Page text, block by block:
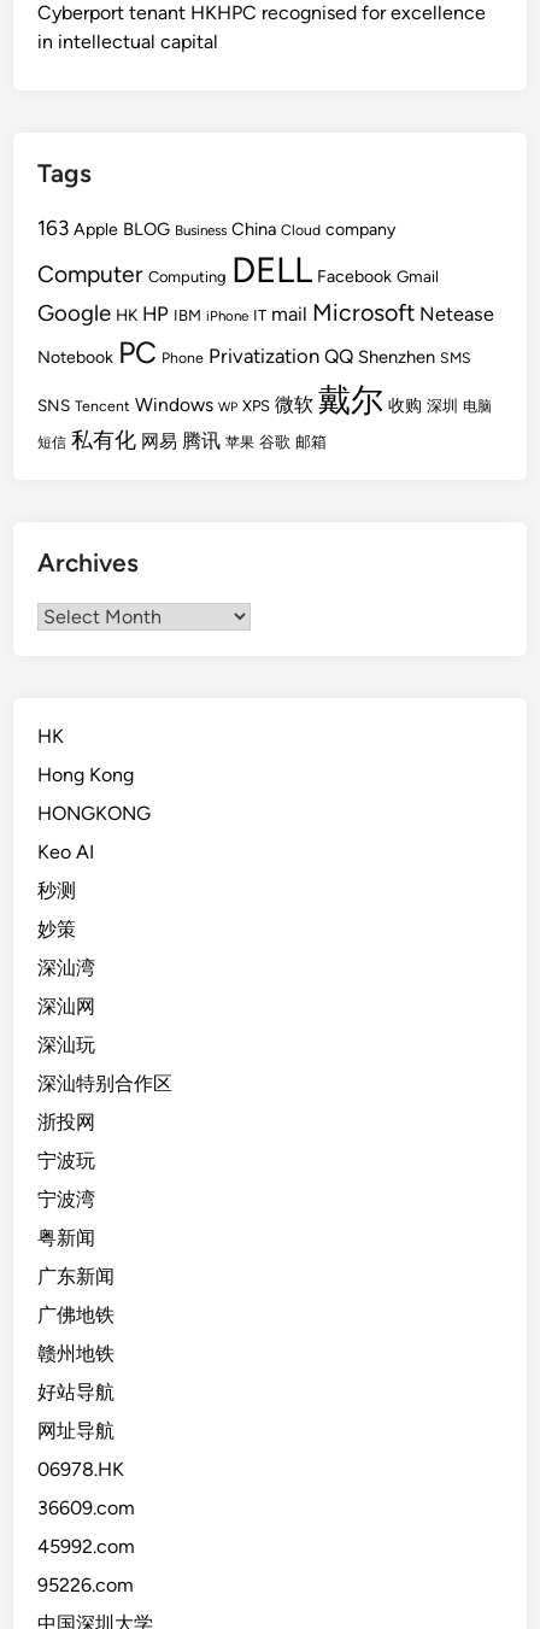
Cyberport tenant HKHPC recognised for excellence
in intellectual capital
Tags
163 Apple BLOG Business China Cloud company
Computer Computing DELL Facebook Gmail
Google HK HP IBM iPhone IT mail Microsoft Netease
Notebook PC Phone Privatization QQ Shenzhen SMS
SNS Tencent Windows WP XPS 微软 戴尔 收购 深圳 电脑
短信 私有化 网易 腾讯 苹果 谷歌 邮箱
Archives
Archives
HK
Hong Kong
HONGKONG
Keo AI
秒测
妙策
深汕湾
深汕网
深汕玩
深汕特别合作区
浙投网
宁波玩
宁波湾
粤新闻
广东新闻
广佛地铁
赣州地铁
好站导航
网址导航
06978.HK
36609.com
45992.com
95226.com
中国深圳大学